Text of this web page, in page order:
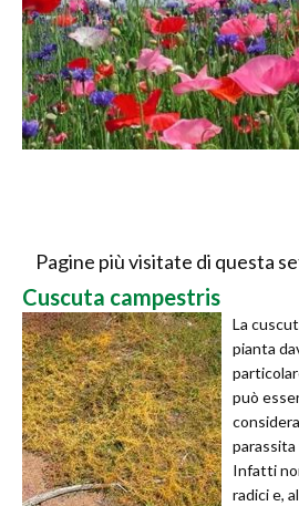
Pagine più visitate di questa
Cuscuta campestris
La
pianta
può
Infatti
radici e,